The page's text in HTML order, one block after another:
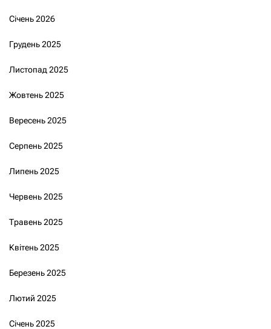
Січень 2026
Грудень 2025
Листопад 2025
Жовтень 2025
Вересень 2025
Серпень 2025
Липень 2025
Червень 2025
Травень 2025
Квітень 2025
Березень 2025
Лютий 2025
Січень 2025